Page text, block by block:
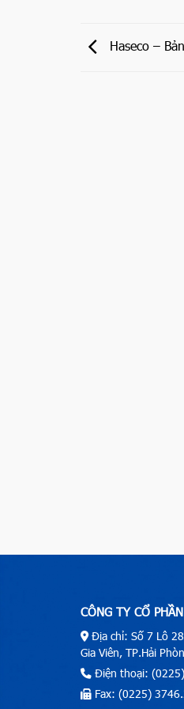
Haseco –
CÔNG TY CỔ
Địa chỉ: Số 7 Lô
Gia Viên, TP.Hải
Điện thoại:
Fax: (0225)